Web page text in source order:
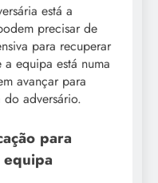
está a
precisar de
para recuperar
equipa está numa
avançar para
do adversário.
para